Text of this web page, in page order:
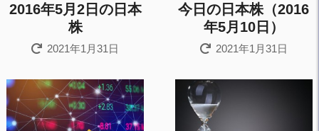
2016年5月2日の日本
株
2021年1月31日
今日の日本株（2016
年5月10日）
2021年1月31日